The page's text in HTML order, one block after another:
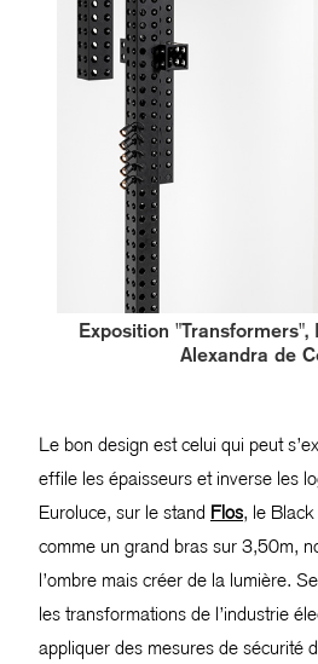
Exposition
Alexandra de
Le bon design est celui qui peut
effile les épaisseurs et inverse les
Euroluce, sur le stand Flos, le
comme un grand bras sur 3,50m,
l’ombre mais créer de la lumière.
les transformations de l’industrie
appliquer des mesures de sécurité